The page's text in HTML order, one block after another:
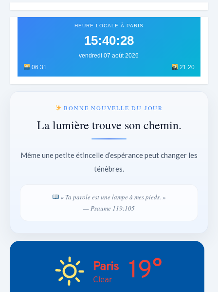
HEURE LOCALE À PARIS
15:40:31
vendredi 07 août 2026
06:31
21:20
BONNE NOUVELLE DU JOUR
La lumière trouve son chemin.
Même une petite étincelle d’espérance peut changer les
ténèbres.
« Ta parole est une lampe à mes pieds. »
— Psaume 119:105
Paris
Clear 19°